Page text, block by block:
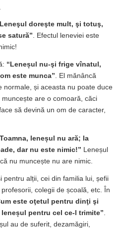
Leneşul doreşte mult, şi totuş,
satură”. Efectul leneviei este
“Leneșul
nu-şi frige vînatul,
este munca” . El mănâncă
normale, și aceasta nu poate duce
are o comoară, căci
să devină un om de caracter,
Toamna, leneșul nu ară; la
dar nu este nimic!” Leneșul
nu muncește nu are nimic.
pentru alții, cei din familia lui, șefii
colegii de școală, etc. În
este oţetul pentru dinţi şi
pentru cel ce-l trimite”
au de suferit, dezamăgiri,